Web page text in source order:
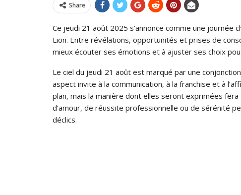
Share
Ce jeudi 21 août 2025 s’annonce comme une journée
Lion. Entre révélations, opportunités et prises de
mieux écouter ses émotions et à ajuster ses choix
Le ciel du jeudi 21 août est marqué par une
aspect invite à la communication, à la franchise et à
plan, mais la manière dont elles seront exprimées
d’amour, de réussite professionnelle ou de sérénité
déclics.